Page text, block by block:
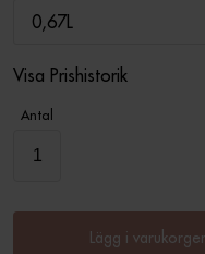
0,67L
Visa Prishistorik
Antal
Lägg i